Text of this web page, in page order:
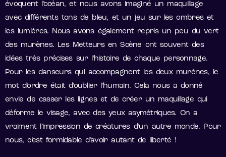
évoquent l’océan, et nous avons imaginé un maquillage
avec différents tons de bleu, et un jeu sur les ombres et
les lumières. Nous avons également repris un peu du vert
des murènes. Les Metteurs en Scène ont souvent des
idées très précises sur l’histoire de chaque personnage.
Pour les danseurs qui accompagnent les deux murènes, le
mot d’ordre était d’oublier l’humain. Cela nous a donné
envie de casser les lignes et de créer un maquillage qui
déforme le visage, avec des yeux asymétriques. On a
vraiment l’impression de créatures d’un autre monde. Pour
nous, c’est formidable d’avoir autant de liberté !